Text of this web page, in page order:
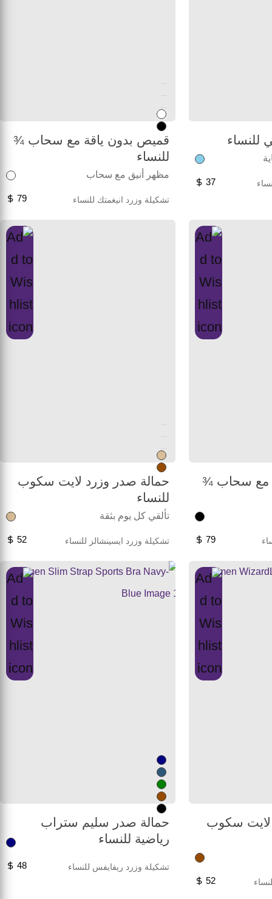
للنساء
37
قميص بدون ياقة مع سحاب ¾
للنساء
مظهر أنيق مع سحاب
تشكيلة وزرد انيغمتك للنساء 79
مع سحاب ¾
79
حمالة صدر وزرد لايت سكوب
للنساء
تألقي كل يوم بثقة
تشكيلة وزرد ايسينشالز للنساء 52
لايت سكوب
52
حمالة صدر سليم ستراب
رياضية للنساء
تشكيلة وزرد ريفايفس للنساء 48